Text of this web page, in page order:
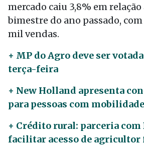
mercado caiu 3,8% em
bimestre do ano passado, com
mil vendas.
+ MP do Agro deve ser
terça-feira
+ New Holland apresenta
para pessoas com
+ Crédito rural: parceria com
facilitar acesso de